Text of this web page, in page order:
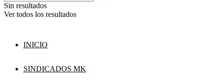
Sin resultados
Ver todos los resultados
INICIO
SINDICADOS MK